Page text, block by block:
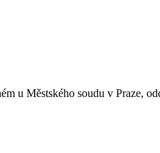
u Městského soudu v Praze,